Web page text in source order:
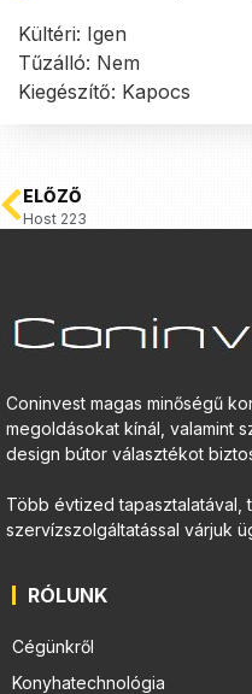
Kültéri: Igen
Tűzálló: Nem
Kiegészítő: Kapocs
ELŐZŐ
Host 223
Coninvest magas minőségű
megoldásokat kínál, valamint
design bútor választékot
Több évtized tapasztalatával,
szervízszolgáltatással várjuk
RÓLUNK
Cégünkről
Konyhatechnológia